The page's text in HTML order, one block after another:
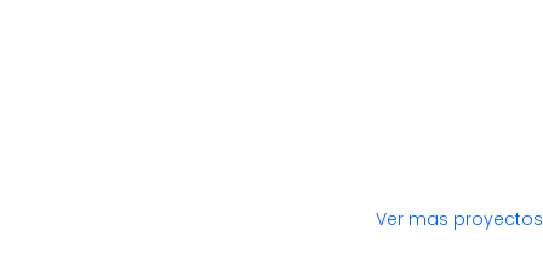
Ver mas proyectos